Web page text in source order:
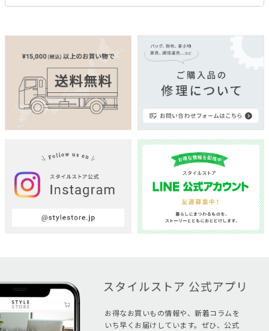
お得なお買いもの情報や、新着コラムを
いち早くお届けしています。ぜひ、公式